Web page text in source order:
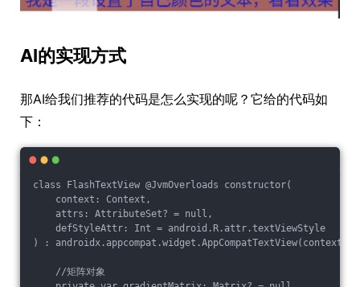
AI的实现方式
那AI给我们推荐的代码是怎么实现的呢？它给的代码如
下：
class FlashTextView @JvmOverloads constructor(
    context: Context,
    attrs: AttributeSet? = null,
    defStyleAttr: Int = android.R.attr.textViewStyle
) :
    //矩阵对象